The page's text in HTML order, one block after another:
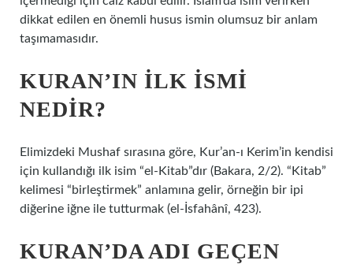
dikkat edilen en önemli husus ismin olumsuz bir anlam
taşımamasıdır.
KURAN’IN ILK ISMI
NEDIR?
Elimizdeki Mushaf sırasına göre, Kur’an-ı Kerim’in kendisi
için kullandığı ilk isim “el-Kitab”dır (Bakara, 2/2). “Kitab”
kelimesi “birleştirmek” anlamına gelir, örneğin bir ipi
diğerine iğne ile tutturmak (el-İsfahânî, 423).
KURAN’DA ADI GEÇEN